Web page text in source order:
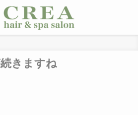
きますね